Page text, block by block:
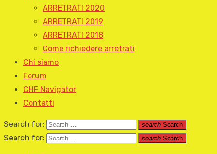
ARRETRATI 2020
ARRETRATI 2019
ARRETRATI 2018
Come richiedere arretrati
Chi siamo
Forum
CHF Navigator
Contatti
Search for: search Search
Search for: search Search